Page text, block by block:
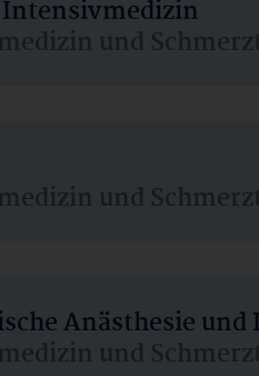
und
und
Anästhesie
und